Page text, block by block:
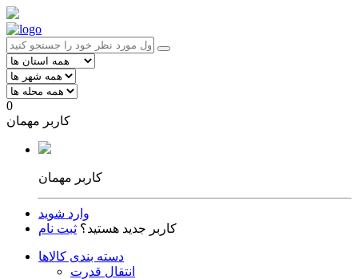
0
کاربر مهمان
کاربر مهمان
وارد شوید
کاربر جدید هستید؟ ثبت نام
دسته بندی کالاها
انتقال قدرت